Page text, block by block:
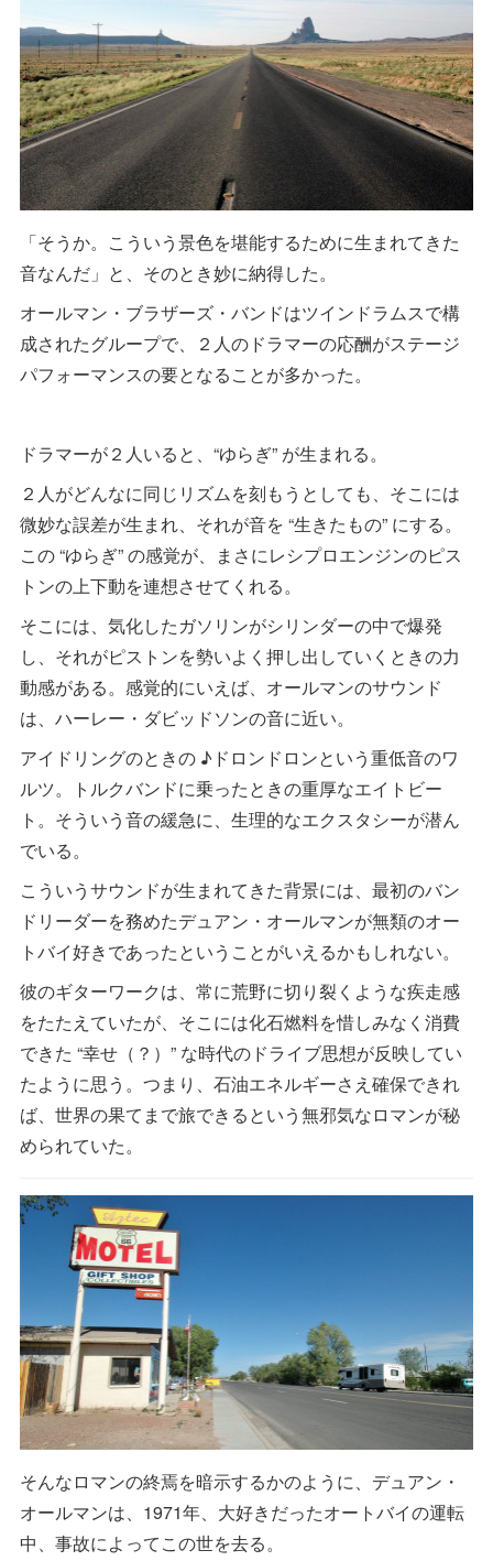
「そうか。こういう景色を堪能するために生まれてきた
音なんだ」と、そのとき妙に納得した。
オールマン・ブラザーズ・バンドはツインドラムスで構
成されたグループで、２人のドラマーの応酬がステージ
パフォーマンスの要となることが多かった。
ドラマーが２人いると、“ゆらぎ” が生まれる。
２人がどんなに同じリズムを刻もうとしても、そこには
微妙な誤差が生まれ、それが音を “生きたもの” にする。
この “ゆらぎ” の感覚が、まさにレシプロエンジンのピス
トンの上下動を連想させてくれる。
そこには、気化したガソリンがシリンダーの中で爆発
し、それがピストンを勢いよく押し出していくときの力
動感がある。感覚的にいえば、オールマンのサウンド
は、ハーレー・ダビッドソンの音に近い。
アイドリングのときの ♪ドロンドロンという重低音のワ
ルツ。トルクバンドに乗ったときの重厚なエイトビー
ト。そういう音の緩急に、生理的なエクスタシーが潜ん
でいる。
こういうサウンドが生まれてきた背景には、最初のバン
ドリーダーを務めたデュアン・オールマンが無類のオー
トバイ好きであったということがいえるかもしれない。
彼のギターワークは、常に荒野に切り裂くような疾走感
をたたえていたが、そこには化石燃料を惜しみなく消費
できた “幸せ（？）” な時代のドライブ思想が反映してい
たように思う。つまり、石油エネルギーさえ確保できれ
ば、世界の果てまで旅できるという無邪気なロマンが秘
められていた。
そんなロマンの終焉を暗示するかのように、デュアン・
オールマンは、1971年、大好きだったオートバイの運転
中、事故によってこの世を去る。